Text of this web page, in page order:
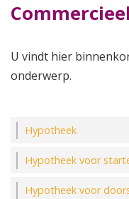
U vindt hier
onderwerp.
Hypotheek
Hypotheek voor
Hypotheek voor